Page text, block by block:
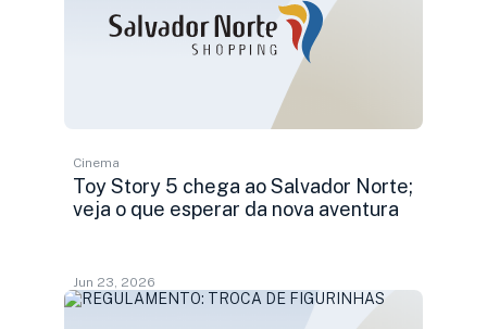
Cinema
Toy Story 5 chega ao Salvador Norte;
veja o que esperar da nova aventura
Jun 23, 2026